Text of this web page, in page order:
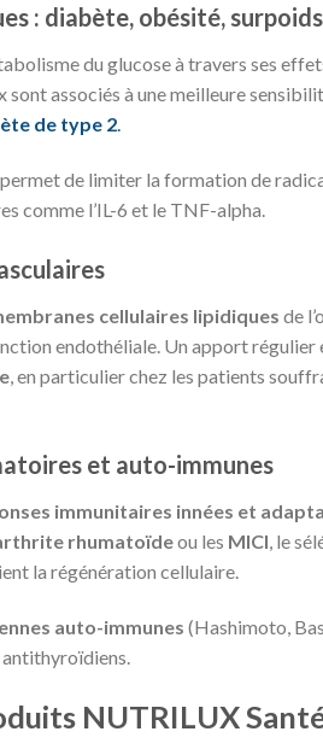
: diabète, obésité, surpoids
du glucose à travers ses
associés à une meilleure
de type 2.
permet de limiter la formation de
comme l’IL-6 et le TNF-alpha.
cellulaires lipidiques de
endothéliale. Un apport régulier
, en particulier chez les patients
et auto-immunes
immunitaires innées et
rhumatoïdeou les MICI, le
la régénération cellulaire.
auto-immunes (Hashimoto,
NUTRILUX